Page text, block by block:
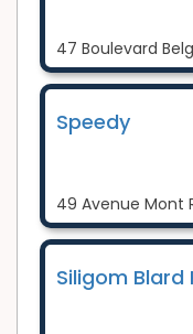
47 Boulevard
Speedy
49 Avenue Mont
Siligom Blard